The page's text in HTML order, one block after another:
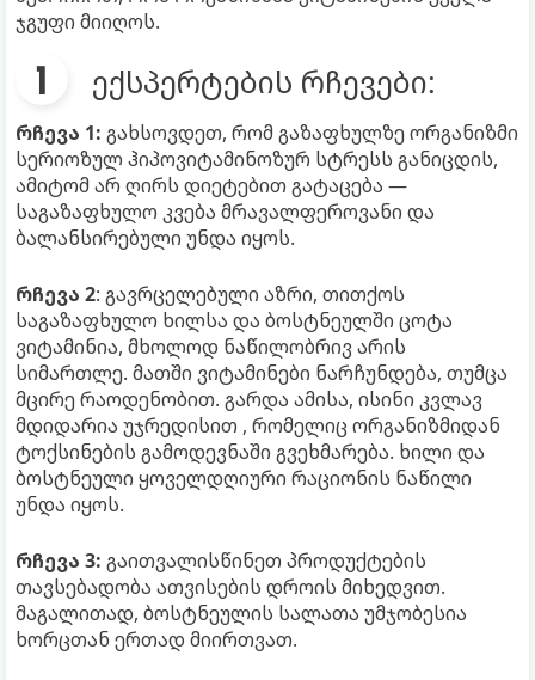
ჯგუფი მიიღოს.
ექსპერტების რჩევები:
რჩევა 1: გახსოვდეთ, რომ გაზაფხულზე ორგანიზმი
სერიოზულ ჰიპოვიტამინოზურ სტრესს განიცდის,
ამიტომ არ ღირს დიეტებით გატაცება —
საგაზაფხულო კვება მრავალფეროვანი და
ბალანსირებული უნდა იყოს.
რჩევა 2: გავრცელებული აზრი, თითქოს
საგაზაფხულო ხილსა და ბოსტნეულში ცოტა
ვიტამინია, მხოლოდ ნაწილობრივ არის
სიმართლე. მათში ვიტამინები ნარჩუნდება, თუმცა
მცირე რაოდენობით. გარდა ამისა, ისინი კვლავ
მდიდარია უჯრედისით , რომელიც ორგანიზმიდან
ტოქსინების გამოდევნაში გვეხმარება. ხილი და
ბოსტნეული ყოველდღიური რაციონის ნაწილი
უნდა იყოს.
რჩევა 3: გაითვალისწინეთ პროდუქტების
თავსებადობა ათვისების დროის მიხედვით.
მაგალითად, ბოსტნეულის სალათა უმჯობესია
ხორცთან ერთად მიირთვათ.